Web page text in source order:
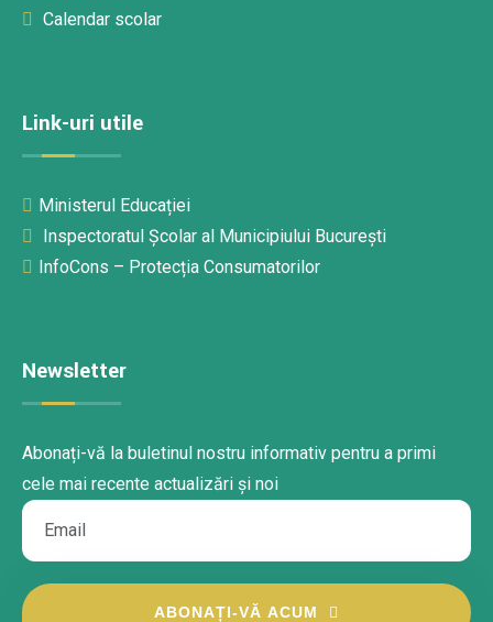
Calendar scolar
Link-uri utile
Ministerul Educației
Inspectoratul Școlar al Municipiului București
InfoCons – Protecția Consumatorilor
Newsletter
Abonați-vă la buletinul nostru informativ pentru a primi
cele mai recente actualizări și noi
ABONAȚI-VĂ ACUM